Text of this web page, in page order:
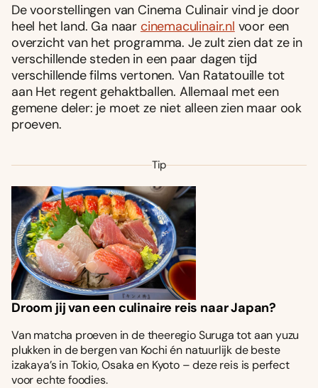
De voorstellingen van Cinema Culinair vind je door
heel het land. Ga naar cinemaculinair.nl voor een
overzicht van het programma. Je zult zien dat ze in
verschillende steden in een paar dagen tijd
verschillende films vertonen. Van Ratatouille tot
aan Het regent gehaktballen. Allemaal met een
gemene deler: je moet ze niet alleen zien maar ook
proeven.
Tip
Droom jij van een culinaire reis naar Japan?
Van matcha proeven in de theeregio Suruga tot aan yuzu
plukken in de bergen van Kochi én natuurlijk de beste
izakaya’s in Tokio, Osaka en Kyoto – deze reis is perfect
voor echte foodies.